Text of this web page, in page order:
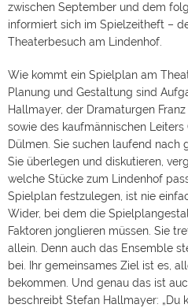
zwischen September und dem
informiert sich im Spielzeitheft –
Theaterbesuch am Lindenhof.
Wie kommt ein Spielplan am
Planung und Gestaltung sind
Hallmayer, der Dramaturgen
sowie des kaufmännischen
Dülmen. Sie suchen laufend nach
Sie überlegen und diskutieren,
welche Stücke zum Lindenhof
Spielplan festzulegen, ist nie
Wider, bei dem die
Faktoren jonglieren müssen. Sie
allein. Denn auch das Ensemble
bei. Ihr gemeinsames Ziel ist es,
bekommen. Und genau das ist
beschreibt Stefan Hallmayer: „Du